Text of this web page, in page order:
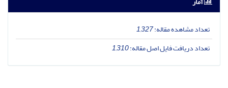
تعداد مشاهده مقاله:1,327
تعداد دریافت فایل اصل مقاله:1,310